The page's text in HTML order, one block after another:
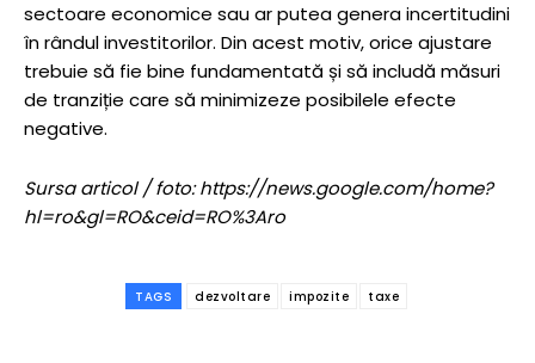
sectoare economice sau ar putea genera incertitudini
în rândul investitorilor. Din acest motiv, orice ajustare
trebuie să fie bine fundamentată și să includă măsuri
de tranziție care să minimizeze posibilele efecte
negative.
Sursa articol / foto: https://news.google.com/home?
hl=ro&gl=RO&ceid=RO%3Aro
TAGS dezvoltare impozite taxe